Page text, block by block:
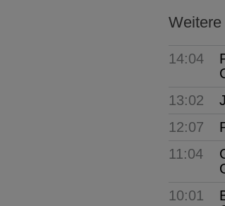
14:04
13:02
12:07
11:04
10:01